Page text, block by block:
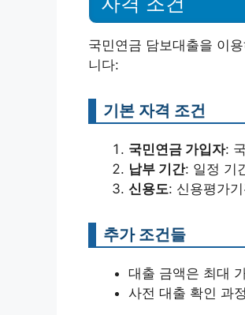
국민연금 담보대출을 이
니다:
기본 자격 조건
국민연금 가입자:
납부 기간: 일정 기
신용도: 신용평가
추가 조건들
대출 금액은 최대
사전 대출 확인 과